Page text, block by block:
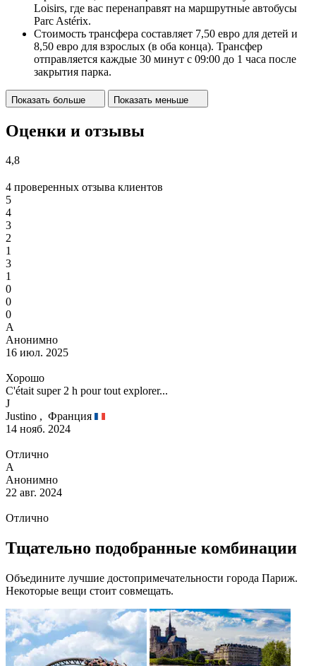
Loisirs, где вас перенаправят на маршрутные автобусы
Parc Astérix.
Стоимость трансфера составляет 7,50 евро для детей и
8,50 евро для взрослых (в оба конца). Трансфер
отправляется каждые 30 минут с 09:00 до 1 часа после
закрытия парка.
Показать больше Показать меньше
Оценки и отзывы
4,8
4 проверенных отзыва клиентов
5
4
3
2
1
3
1
0
0
0
А
Анонимно
16 июл. 2025
Хорошо
C'était super 2 h pour tout explorer...
J
Justino , Франция
14 нояб. 2024
Отлично
А
Анонимно
22 авг. 2024
Отлично
Тщательно подобранные комбинации
Объедините лучшие достопримечательности города Париж.
Некоторые вещи стоит совмещать.